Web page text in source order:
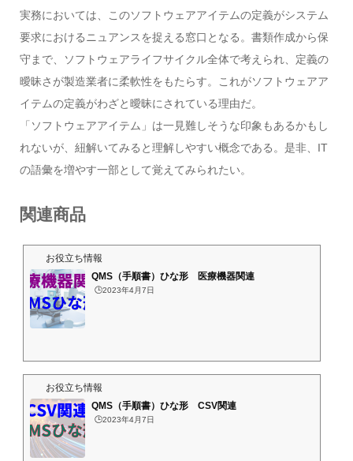
実務においては、このソフトウェアアイテムの定義がシステム
要求におけるニュアンスを捉える窓口となる。書類作成から保
守まで、ソフトウェアライフサイクル全体で考えられ、定義の
曖昧さが製造業者に柔軟性をもたらす。これがソフトウェアア
イテムの定義がわざと曖昧にされている理由だ。
「ソフトウェアアイテム」は一見難しそうな印象もあるかもし
れないが、紐解いてみると理解しやすい概念である。是非、IT
の語彙を増やす一部として覚えてみられたい。
関連商品
お役立ち情報
QMS（手順書）ひな形 医療機器関連
🕒️2023年4月7日
お役立ち情報
QMS（手順書）ひな形 CSV関連
🕒️2023年4月7日